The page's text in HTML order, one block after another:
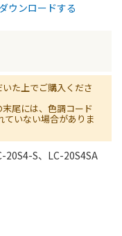
ウンロードする
た上でご購入くださ
尾には、色調コード
ていない場合がありま
20S4-S、LC-20S4SA